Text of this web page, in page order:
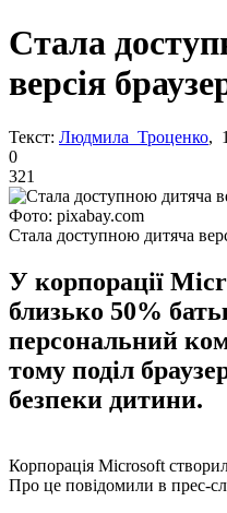
Стала
версія
Текст: Людмила Троценко,
0
321
Фото: pixabay.com
Стала доступною дитяча
У корпорації
близько 50%
персональний
тому поділ
безпеки дитини.
Корпорація Microsoft
Про це повідомили в прес-